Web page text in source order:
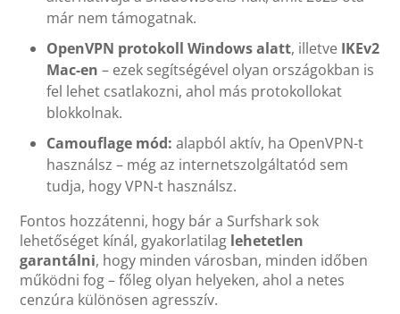
már nem támogatnak.
OpenVPN protokoll Windows alatt, illetve IKEv2
Mac-en – ezek segítségével olyan országokban is
fel lehet csatlakozni, ahol más protokollokat
blokkolnak.
Camouflage mód: alapból aktív, ha OpenVPN-t
használsz – még az internetszolgáltatód sem
tudja, hogy VPN-t használsz.
Fontos hozzátenni, hogy bár a Surfshark sok
lehetőséget kínál, gyakorlatilag lehetetlen
garantálni, hogy minden városban, minden időben
működni fog – főleg olyan helyeken, ahol a netes
cenzúra különösen agresszív.